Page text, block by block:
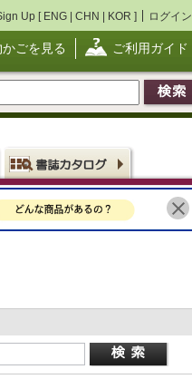
Up [ ENG | CHN | KOR ] ログイン
ごを見る ご利用ガイド